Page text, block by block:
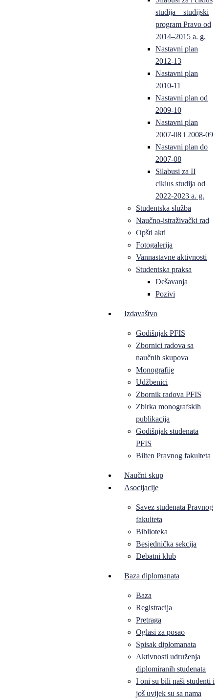
studija – studijski
program Pravo od
2014–2015 a. g.
Nastavni plan
2012-13
Nastavni plan
2010-11
Nastavni plan od
2009-10
Nastavni plan
2007-08 i 2008-09
Nastavni plan do
2007-08
Silabusi za II
ciklus studija od
2022-2023 a. g.
Studentska služba
Naučno-istraživački rad
Opšti akti
Fotogalerija
Vannastavne aktivnosti
Studentska praksa
Dešavanja
Pozivi
Izdavaštvo
Godišnjak PFIS
Zbornici radova sa
naučnih skupova
Monografije
Udžbenici
Zbornik radova PFIS
Zbirka monografskih
publikacija
Godišnjak studenata
PFIS
Bilten Pravnog fakulteta
Naučni skup
Asocijacije
Savez studenata Pravnog
fakulteta
Biblioteka
Besjednička sekcija
Debatni klub
Baza diplomanata
Baza
Registracija
Pretraga
Oglasi za posao
Spisak diplomanata
Aktivnosti udruženja
diplomiranih studenata
I oni su bili naši studenti i
još uvijek su sa nama